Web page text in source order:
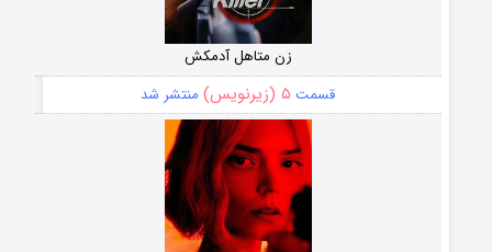
زن متاهل آدمکش
قسمت ۵ (زیرنویس) منتشر شد